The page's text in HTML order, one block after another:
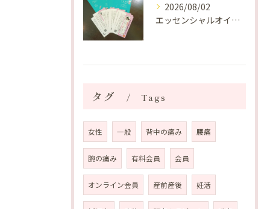
2026/08/02
エッセンシャルオイルプレゼントご当選番号発表 2026年8月
タグ Tags
女性 一般 背中の痛み 腰痛
腕の痛み 有料会員 会員
オンライン会員 産前産後 妊活